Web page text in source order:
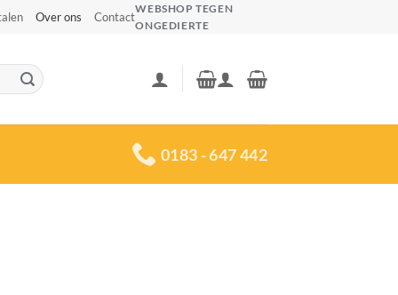
Over ons Contact
WEBSHOP TEGEN
ONGEDIERTE
0183 - 647 442